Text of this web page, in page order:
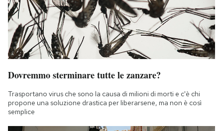
Dovremmo sterminare tutte le zanzare?
Trasportano virus che sono la causa di milioni di morti e c'è chi
propone una soluzione drastica per liberarsene, ma non è così
semplice